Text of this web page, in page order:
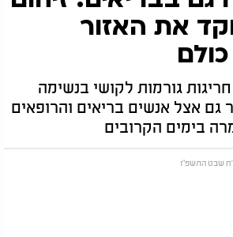
את האזור
גורמות לקושי בנשימה
גם אצל אנשים בריאים והרופאים
בימים הקרובים